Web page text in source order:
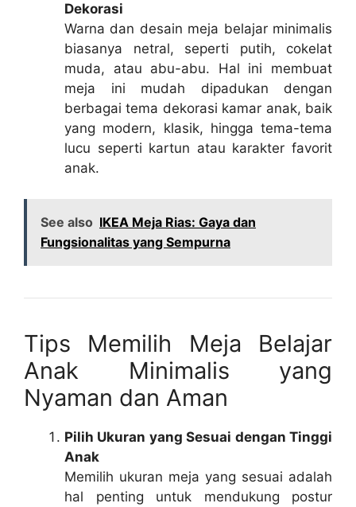
Dekorasi
Warna dan desain meja belajar minimalis
biasanya netral, seperti putih, cokelat
muda, atau abu-abu. Hal ini membuat
meja ini mudah dipadukan dengan
berbagai tema dekorasi kamar anak, baik
yang modern, klasik, hingga tema-tema
lucu seperti kartun atau karakter favorit
anak.
See also IKEA Meja Rias: Gaya dan
Fungsionalitas yang Sempurna
Tips Memilih Meja Belajar
Anak Minimalis yang
Nyaman dan Aman
Pilih Ukuran yang Sesuai dengan Tinggi
Anak
Memilih ukuran meja yang sesuai adalah
hal penting untuk mendukung postur